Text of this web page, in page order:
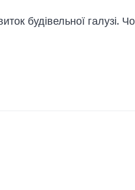
будівельної галузі.